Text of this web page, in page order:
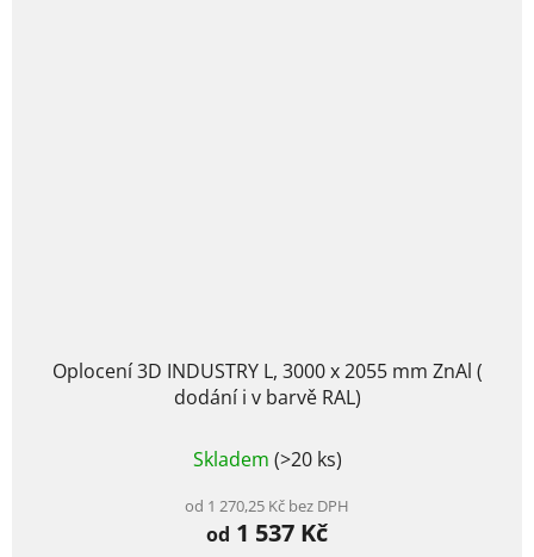
Oplocení 3D INDUSTRY L, 3000 x 2055 mm ZnAl (
dodání i v barvě RAL)
hodnocení
je
5,0
Skladem (>20 ks)
od 1 270,25 Kč bez DPH
od 1 537 Kč